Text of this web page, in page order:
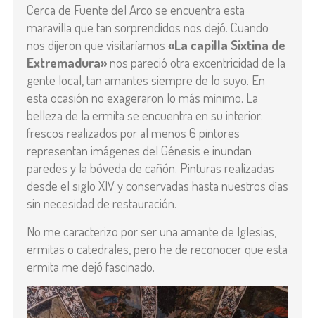
Cerca de Fuente del Arco se encuentra esta
maravilla que tan sorprendidos nos dejó. Cuando
nos dijeron que visitaríamos «La capilla Sixtina de
Extremadura»nos pareció otra excentricidad de la
gente local, tan amantes siempre de lo suyo. En
esta ocasión no exageraron lo más mínimo. La
belleza de la ermita se encuentra en su interior:
frescos realizados por al menos 6 pintores
representan imágenes del Génesis e inundan
paredes y la bóveda de cañón. Pinturas realizadas
desde el siglo XIV y conservadas hasta nuestros días
sin necesidad de restauración.
No me caracterizo por ser una amante de Iglesias,
ermitas o catedrales, pero he de reconocer que esta
ermita me dejó fascinado.